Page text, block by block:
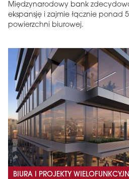
Międzynarodowy bank
ekspansję i zajmie łącznie ponad
powierzchni biurowej.
BIURA I PROJEKTY